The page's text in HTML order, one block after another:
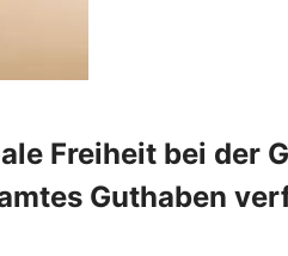
Freiheit bei der
Guthaben